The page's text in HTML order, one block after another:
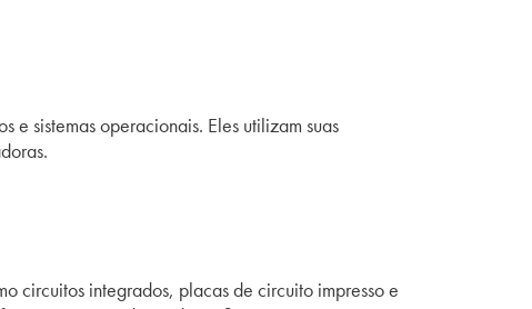
sistemas operacionais. Eles utilizam suas
circuitos integrados, placas de circuito impresso e